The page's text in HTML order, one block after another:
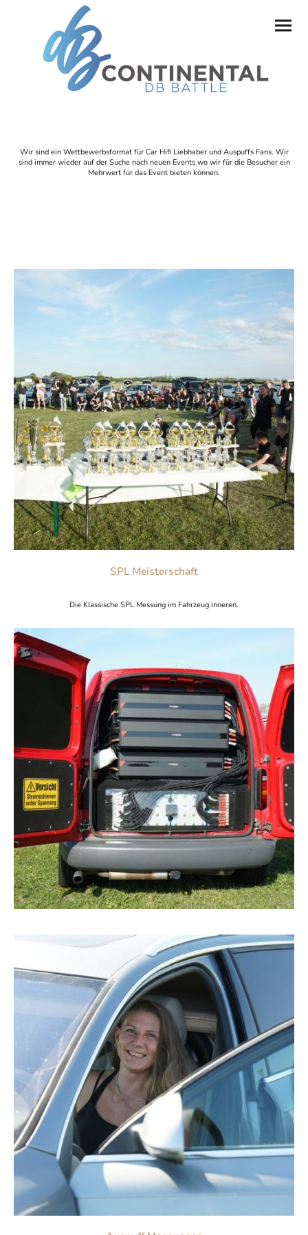
Wir sind ein Wettbewerbsformat für Car Hifi Liebhaber und Auspuffs Fans. Wir
sind immer wieder auf der Suche nach neuen Events wo wir für die Besucher ein
Mehrwert für das Event bieten können.
SPL Meisterschaft
Die Klassische SPL Messung im Fahrzeug inneren.